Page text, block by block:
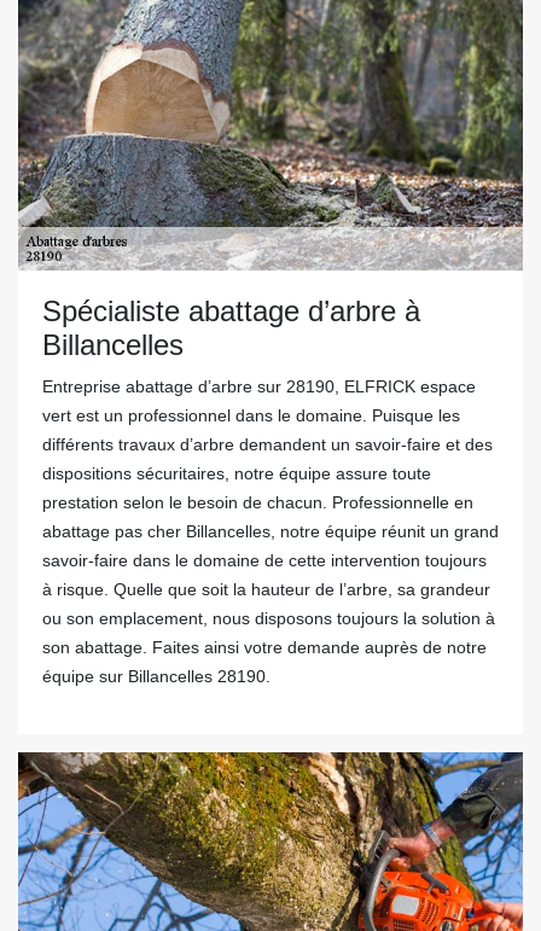
Spécialiste abattage d’arbre à
Billancelles
Entreprise abattage d’arbre sur 28190, ELFRICK espace
vert est un professionnel dans le domaine. Puisque les
différents travaux d’arbre demandent un savoir-faire et des
dispositions sécuritaires, notre équipe assure toute
prestation selon le besoin de chacun. Professionnelle en
abattage pas cher Billancelles, notre équipe réunit un grand
savoir-faire dans le domaine de cette intervention toujours
à risque. Quelle que soit la hauteur de l’arbre, sa grandeur
ou son emplacement, nous disposons toujours la solution à
son abattage. Faites ainsi votre demande auprès de notre
équipe sur Billancelles 28190.